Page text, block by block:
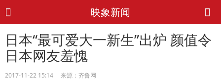
映象新闻
日本“最可爱大一新生”出炉 颜值令
日本网友羞愧
2017-11-22 15:14 来源：齐鲁网